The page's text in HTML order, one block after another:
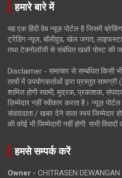
हमारे बारे में
यह एक हिंदी वेब न्यूज़ पोर्टल है जिसमें
ट्रेंडिंग न्यूज, बॉलीवुड, खेल जगत,
तथा टेक्नोलॉजी से संबंधित खबरें पोस्ट की
Disclaimer - समाचार से सम्बंधित किसी
तत्वों में उपयोगकर्ताओं द्वारा प्रस्तुत
शामिल होगी स्वामी, मुद्रक, प्रकाशक,
ज़िम्मेदार नहीं स्वीकार करता है। न्यूज़
संवाददाता / खबर देने वाला स्वयं जिम्मेदार
की कोई भी जिम्मेदारी नहीं होगी. सभी विवादों
हमसे सम्पर्क करें
Owner - CHITRASEN DEWANGAN